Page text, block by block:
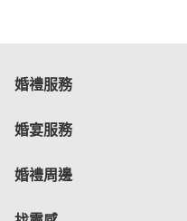
婚禮服務
婚宴服務
婚禮周邊